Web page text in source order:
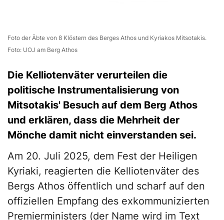
Foto der Äbte von 8 Klöstern des Berges Athos und Kyriakos Mitsotakis.
Foto: UOJ am Berg Athos
Die Kelliotenväter verurteilen die
politische Instrumentalisierung von
Mitsotakis' Besuch auf dem Berg Athos
und erklären, dass die Mehrheit der
Mönche damit nicht einverstanden sei.
Am 20. Juli 2025, dem Fest der Heiligen
Kyriaki, reagierten die Kelliotenväter des
Bergs Athos öffentlich und scharf auf den
offiziellen Empfang des exkommunizierten
Premierministers (der Name wird im Text